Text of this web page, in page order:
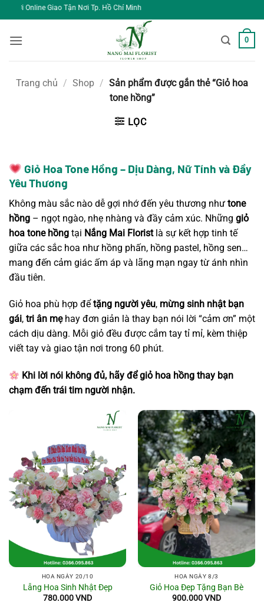
qua
nội
Nơi Tp. Hồ Chí Minh
0
Trang chủ / Shop / Sản phẩm được gắn thẻ “Giỏ hoa
tone hồng”
LỌC
Giỏ Hoa Tone Hồng – Dịu Dàng, Nữ Tính và Đầy
Yêu Thương
Không màu sắc nào dễ gợi nhớ đến yêu thương như tone
hồng – ngọt ngào, nhẹ nhàng và đầy cảm xúc. Những giỏ
hoa tone hồng tại Nắng Mai Floristlà sự kết hợp tinh tế
giữa các sắc hoa như hồng phấn, hồng pastel, hồng sen…
mang đến cảm giác ấm áp và lãng mạn ngay từ ánh nhìn
đầu tiên.
Giỏ hoa phù hợp để tặng người yêu, mừng sinh nhật bạn
gái, tri ân mẹhay đơn giản là thay bạn nói lời “cảm ơn” một
cách dịu dàng. Mỗi giỏ đều được cắm tay tỉ mỉ, kèm thiệp
viết tay và giao tận nơi trong 60 phút.
Khi lời nói không đủ, hãy để giỏ hoa hồng thay bạn
chạm đến trái tim người nhận.
HOA NGÀY 20/10
Lẵng Hoa Sinh Nhật Đẹp
780.000VND
HOA NGÀY 8/3
Giỏ Hoa Đẹp Tặng Bạn Bè
900.000VND